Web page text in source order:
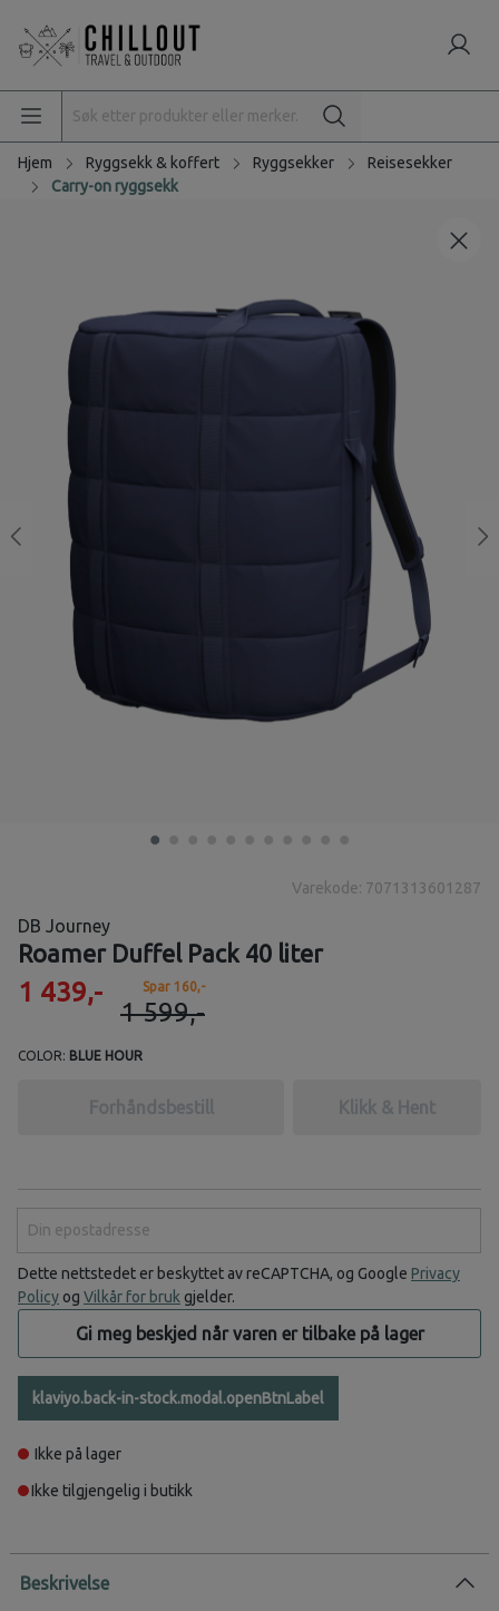
Hjem Ryggsekk & koffert Ryggsekker
Reisesekker
Carry-on ryggsekk
Varekode: 7071313601287
DB Journey
Roamer Duffel Pack 40 liter
1 439,- Spar 160,-
1 599,-
COLOR: BLUE HOUR
Forhåndsbestill Klikk & Hent
Dette nettstedet er beskyttet av reCAPTCHA, og Google Privacy
Policy og Vilkår for bruk gjelder.
Gi meg beskjed når varen er tilbake på lager
klaviyo.back-in-stock.modal.openBtnLabel
Ikke på lager
Ikke tilgjengelig i butikk
Beskrivelse